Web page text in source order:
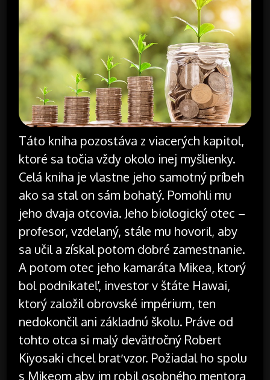
Táto kniha pozostáva z viacerých kapitol,
ktoré sa točia vždy okolo inej myšlienky.
Celá kniha je vlastne jeho samotný príbeh
ako sa stal on sám bohatý. Pomohli mu
jeho dvaja otcovia. Jeho biologický otec –
profesor, vzdelaný, stále mu hovoril, aby
sa učil a získal potom dobré zamestnanie.
A potom otec jeho kamaráta Mikea, ktorý
bol podnikateľ, investor v štáte Hawai,
ktorý založil obrovské impérium, ten
nedokončil ani základnú školu. Práve od
tohto otca si malý deväťročný Robert
Kiyosaki chcel brať vzor. Požiadal ho spolu
s Mikeom aby im robil osobného mentora